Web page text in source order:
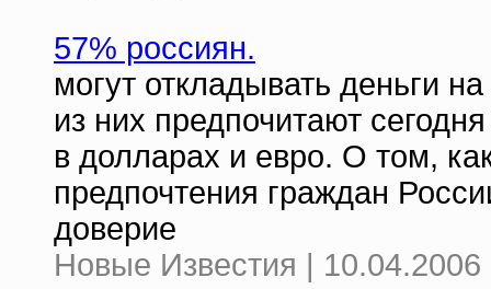
57% россиян.
могут откладывать деньги
из них предпочитают
в долларах и евро. О том,
предпочтения граждан
доверие
Новые Известия | 10.04.2006